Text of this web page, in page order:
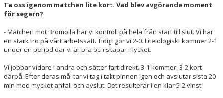
Ta oss igenom matchen lite kort. Vad blev avgörande moment
för segern?
- Matchen mot Bromölla har vi kontroll på hela från start till slut. Vi har
en stark tro på vårt arbetssätt. Tidigt gör vi 2-0. Lite ologiskt kommer 2-1
under en period där vi är bra och skapar mycket.
Vi jobbar vidare i andra och sätter fart direkt. 3-1 kommer. 3-2 kort
därpå. Efter deras mål tar vi tag i takt pinnen igen och avslutar sista 20
min med mycket anfall och avslut. Det resulterar i en klar 5-2 vinst